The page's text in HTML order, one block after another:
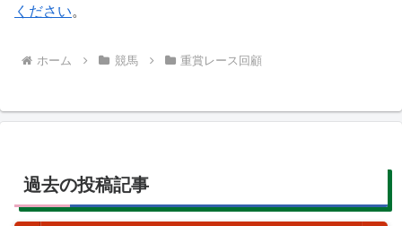
ください。
ホーム 競馬 重賞レース回顧
過去の投稿記事